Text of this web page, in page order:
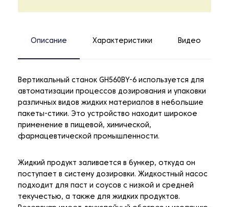
Описание Характеристики Видео
Вертикальный станок GH560BY-6 используется для
автоматизации процессов дозирования и упаковки
различных видов жидких материалов в небольшие
пакеты-стики. Это устройство находит широкое
применение в пищевой, химической,
фармацевтической промышленности.
Жидкий продукт заливается в бункер, откуда он
поступает в систему дозировки. Жидкостный насос
подходит для паст и соусов с низкой и средней
текучестью, а также для жидких продуктов.